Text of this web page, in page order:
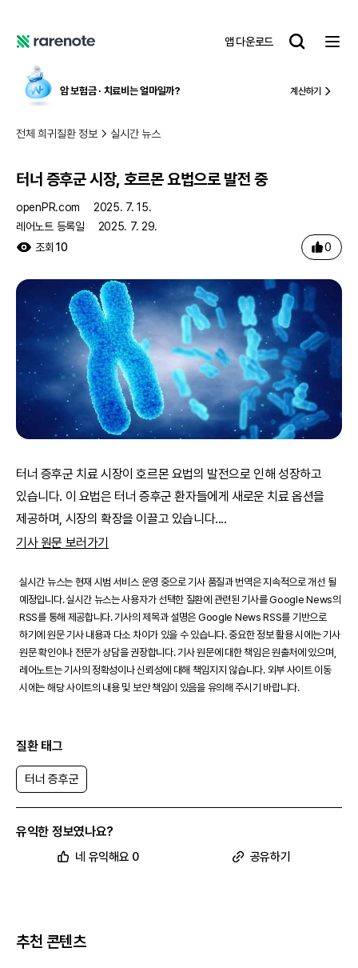
노
앱 다운로드
레
트
암 보험금 ∙ 치료비 는 얼마일까? 계산하기
전체 희귀질환 정보 실시간 뉴스
터너 증후군 시장, 호르몬 요법으로 발전 중
openPR.com
2025. 7. 15.
레어노트 등록일
2025. 7. 29.
조회 10 0
터너 증후군 치료 시장이 호르몬 요법의 발전으로 인해 성장하고
있습니다. 이 요법은 터너 증후군 환자들에게 새로운 치료 옵션을
제공하며, 시장의 확장을 이끌고 있습니다....
기사 원문 보러가기
실시간 뉴스는 현재 시범 서비스 운영 중으로 기사 품질과 번역은 지속적으로 개선 될
예정입니다. 실시간 뉴스는 사용자가 선택한 질환에 관련된 기사를 Google News의
RSS를 통해 제공합니다. 기사의 제목과 설명은 Google News RSS를 기반으로
하기에 원문 기사 내용과 다소 차이가 있을 수 있습니다. 중요한 정보 활용 시에는 기사
원문 확인이나 전문가 상담을 권장합니다. 기사 원문에 대한 책임은 원출처에 있으며,
레어노트는 기사의 정확성이나 신뢰성에 대해 책임지지 않습니다. 외부 사이트 이동
시에는 해당 사이트의 내용 및 보안 책임이 있음을 유의해 주시기 바랍니다.
질환 태그
터너 증후군
유익한 정보였나요?
네 유익해요 0 공유하기
추천 콘텐츠